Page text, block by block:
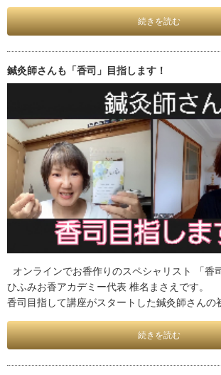
続きを読む
鍼灸師さんも「香司」目指します！
オンラインでお香作りのスペシャリスト 「香
ひふみお香アカデミー代表 椎名まさえです。
香司目指して講座がスタートした鍼灸師さん
続きを読む